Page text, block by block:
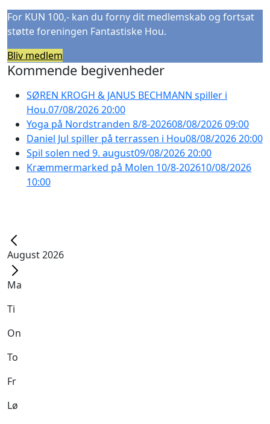
For KUN 100,- kan du forny dit medlemskab og fortsat
støtte foreningen Fantastiske Hou.
Bliv medlem
Kommende begivenheder
SØREN KROGH & JANUS BECHMANN spiller i
Hou.07/08/2026 20:00
Yoga på Nordstranden 8/8-202608/08/2026 09:00
Daniel Jul spiller på terrassen i Hou08/08/2026 20:00
Spil solen ned 9. august09/08/2026 20:00
Kræmmermarked på Molen 10/8-202610/08/2026
10:00
August 2026
Ma
Ti
On
To
Fr
Lø